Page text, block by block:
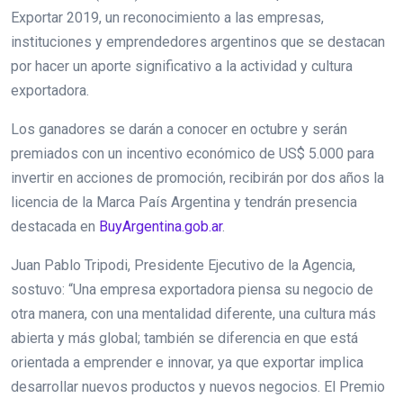
Exportar 2019, un reconocimiento a las empresas,
instituciones y emprendedores argentinos que se destacan
por hacer un aporte significativo a la actividad y cultura
exportadora.
Los ganadores se darán a conocer en octubre y serán
premiados con un incentivo económico de US$ 5.000 para
invertir en acciones de promoción, recibirán por dos años la
licencia de la Marca País Argentina y tendrán presencia
destacada en BuyArgentina.gob.ar.
Juan Pablo Tripodi, Presidente Ejecutivo de la Agencia,
sostuvo: “Una empresa exportadora piensa su negocio de
otra manera, con una mentalidad diferente, una cultura más
abierta y más global; también se diferencia en que está
orientada a emprender e innovar, ya que exportar implica
desarrollar nuevos productos y nuevos negocios. El Premio